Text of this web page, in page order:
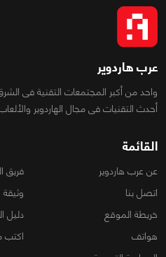
عرب هاردوير
واحد من أكبر المجتمعات التقنية فى
أحدث التقنيات فى مجال الهاردوير
القائمة
عن عرب هاردوير
فريق
اتصل بنا
خريطة الموقع
دليل
هواتف
اكتب